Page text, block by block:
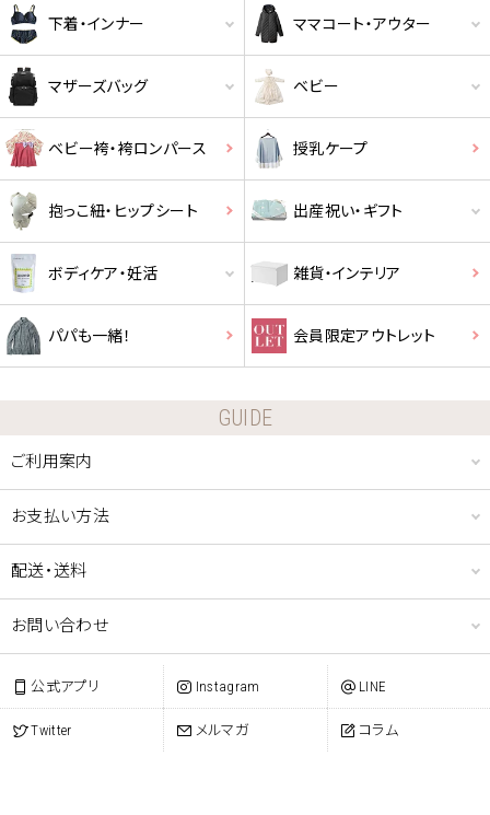
下着・インナー ママコート・アウター
マザーズバッグ ベビー
ベビー袴・袴ロンパース 授乳ケープ
抱っこ紐・ヒップシート 出産祝い・ギフト
ボディケア・妊活 雑貨・インテリア
パパも一緒！ 会員限定アウトレット
GUIDE
ご利用案内
お支払い方法
配送・送料
お問い合わせ
公式アプリ Instagram LINE
Twitter メルマガ コラム